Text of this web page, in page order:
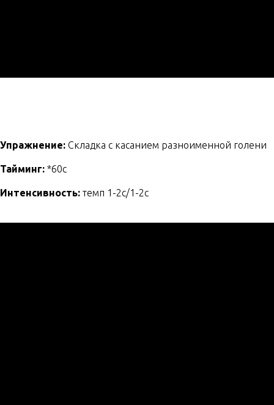
Упражнение: Складка с касанием разноименной голени
Тайминг: *60с
Интенсивность: темп 1-2с/1-2с